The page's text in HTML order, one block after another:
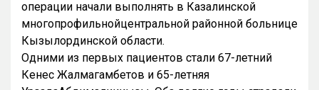
операции начали выполнять в Казалинской
многопрофильнойцентральной районной больнице
Кызылординской области.
Одними из первых пациентов стали 67-летний
Кенес Жалмагамбетов и 65-летняя